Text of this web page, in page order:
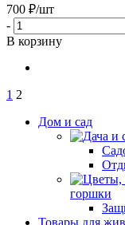
700 ₽/шт
-
В корзину
1 2
Дом и сад
горшки
Товары для